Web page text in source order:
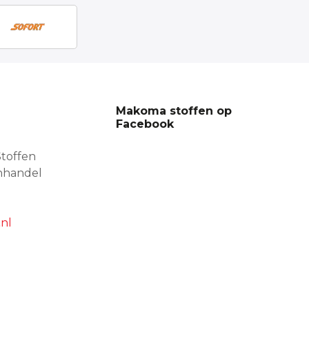
Makoma stoffen op
Facebook